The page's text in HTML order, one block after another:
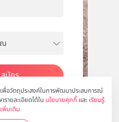
อวัตถุประสงค์ในการพัฒนาประสบการณ์
ายละเอียดได้ใน นโยบายคุกกี้ และ เรียนรู้
เพิ่มเติม
สมัคร